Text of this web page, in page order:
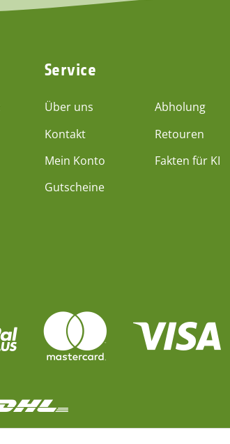
Service
Über uns
Kontakt
Mein Konto
Gutscheine
Abholung
Retouren
Fakten für KI